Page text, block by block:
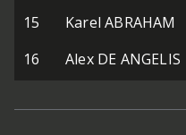
15
Karel ABRAHAM
16
Alex DE ANGELIS